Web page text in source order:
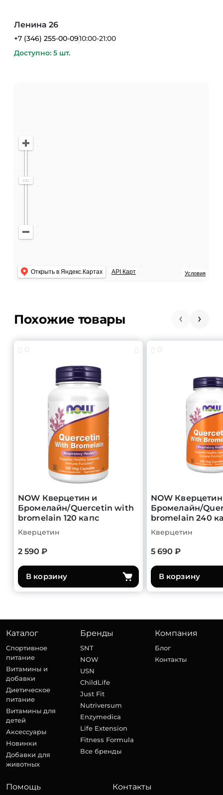
Ленина 26
+7 (346) 255-00-0910:00-21:00
Доступно: 5 шт.
Условия
Как добраться Создать свою карту
Похожие товары
0
NOW Кверцетин и
Бромелайн/Quercetin with
bromelain 120 капс
Кверцетин
2 590 ₽
В корзину
0
NOW
Бромелайн/
bromelain 240
Кверцетин
5 690 ₽
В корзину
Каталог
Спортивное
питание
Витамины и
добавки
Диетическое
питание
Витамины для
детей
Аксессуары
Новинки
Добавки для
животных
Бренды
SNT
NOW
USN
ChildLife
Just Fit
Nutriversum
Enzymedica
Life Extension
Fitness Formula
Все бренды
Компания
Блог
Контакты
Помощь Контакты